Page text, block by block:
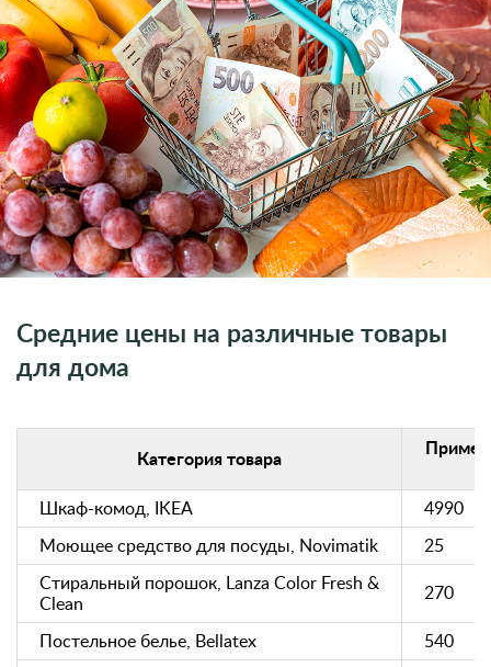
Средние цены на различные товары
для дома
Категория товара
Шкаф-комод, IKEA
4990
Моющее средство для посуды, Novimatik
25
Стиральный порошок, Lanza Color Fresh &
Clean
270
Постельное белье, Bellatex
540